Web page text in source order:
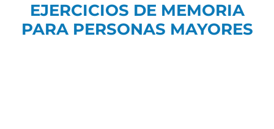
EJERCICIOS DE MEMORIA
PARA PERSONAS MAYORES